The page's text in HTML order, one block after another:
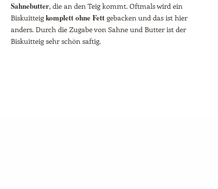
Sahnebutter, die an den Teig kommt. Oftmals wird ein
Biskuitteigkomplett ohne Fettgebacken und das ist hier
anders. Durch die Zugabe von Sahne und Butter ist der
Biskuitteig sehr schön saftig.